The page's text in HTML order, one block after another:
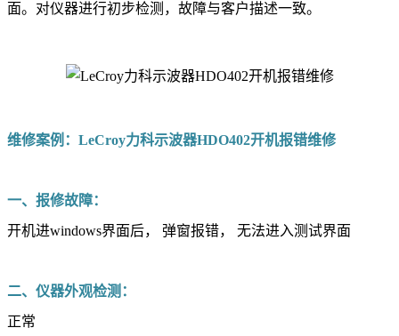
面。对仪器进行初步检测，故障与客户描述一致。
维修案例：LeCroy力科示波器HDO402开机报错维修
一、报修故障：
开机进windows界面后， 弹窗报错， 无法进入测试界面
二、仪器外观检测：
正常